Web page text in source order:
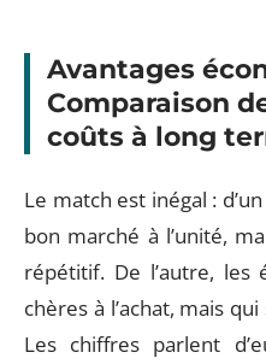
Avantages
Comparaison
coûts à long
Le match est inégal :
bon marché à l’unité,
répétitif. De l’autre, les
chères à l’achat, mais
Les chiffres parlent